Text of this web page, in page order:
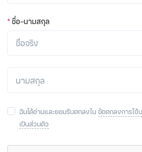
*ชื่อ-นามสกุล
ฉันได้อ่านและยอมรับตกลงใน ข้อตกลงการใช้
เป็นส่วนตัว